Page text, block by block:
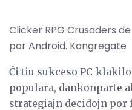
Clicker RPG Crusaders
por Android. Kongregate
Ĉi tiu sukceso PC-
populara, dankonparte
strategiajn decidojn